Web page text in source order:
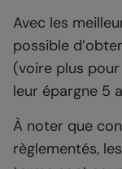
Avec les
possible
(voire plus
leur épargne 5
À noter que
règlementés,